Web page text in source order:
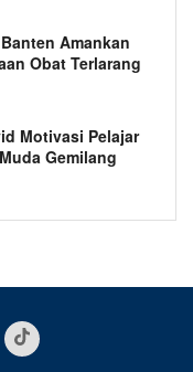
Amankan
Obat Terlarang
Motivasi Pelajar
Gemilang